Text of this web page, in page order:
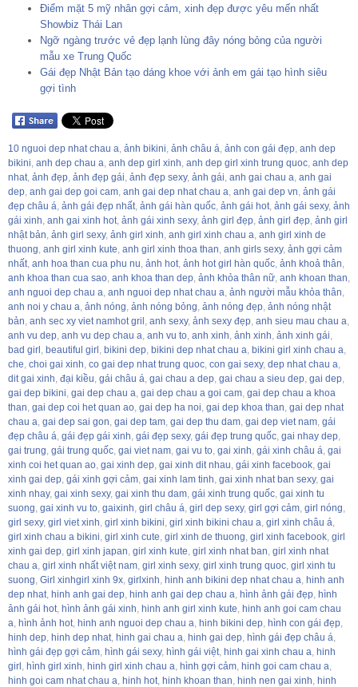
Điểm mặt 5 mỹ nhân gợi cảm, xinh đẹp được yêu mến nhất
Showbiz Thái Lan
Ngỡ ngàng trước vẻ đẹp lạnh lùng đây nóng bỏng của người
mẫu xe Trung Quốc
Gái đẹp Nhật Bản tạo dáng khoe với ảnh em gái tạo hình siêu
gợi tình
10 nguoi dep nhat chau a, ảnh bikini, ảnh châu á, ảnh con gái đẹp, anh dep
bikini, anh dep chau a, anh dep girl xinh, anh dep girl xinh trung quoc, anh dep
nhat, ảnh đẹp, ảnh đẹp gái, ảnh đẹp sexy, ảnh gái, anh gai chau a, anh gai
dep, anh gai dep goi cam, anh gai dep nhat chau a, anh gai dep vn, ảnh gái
đẹp châu á, ảnh gái đẹp nhất, ảnh gái hàn quốc, ảnh gái hot, ảnh gái sexy, ảnh
gái xinh, anh gai xinh hot, ảnh gái xinh sexy, ảnh girl đẹp, ảnh girl đẹp, ảnh girl
nhật bản, ảnh girl sexy, ảnh girl xinh, anh girl xinh chau a, anh girl xinh de
thuong, anh girl xinh kute, anh girl xinh thoa than, anh girls sexy, ảnh gợi cảm
nhất, anh hoa than cua phu nu, ảnh hot, ảnh hot girl hàn quốc, ảnh khoả thân,
anh khoa than cua sao, anh khoa than dep, ảnh khỏa thân nữ, anh khoan than,
anh nguoi dep chau a, anh nguoi dep nhat chau a, ảnh người mẫu khỏa thân,
anh noi y chau a, ảnh nóng, ảnh nóng bỏng, ảnh nóng đẹp, ảnh nóng nhật
bản, anh sec xy viet namhot gril, anh sexy, ảnh sexy đẹp, anh sieu mau chau a,
anh vu dep, anh vu dep chau a, anh vu to, anh xinh, ảnh xinh, ảnh xinh gái,
bad girl, beautiful girl, bikini dep, bikini dep nhat chau a, bikini girl xinh chau a,
che, choi gai xinh, co gai dep nhat trung quoc, con gai sexy, dep nhat chau a,
dit gai xinh, đại kiều, gái châu á, gai chau a dep, gai chau a sieu dep, gai dep,
gai dep bikini, gai dep chau a, gai dep chau a goi cam, gai dep chau a khoa
than, gai dep coi het quan ao, gai dep ha noi, gai dep khoa than, gai dep nhat
chau a, gai dep sai gon, gai dep tam, gai dep thu dam, gai dep viet nam, gái
đẹp châu á, gái đẹp gái xinh, gái đẹp sexy, gái đẹp trung quốc, gai nhay dep,
gai trung, gái trung quốc, gai viet nam, gai vu to, gai xinh, gái xinh châu á, gai
xinh coi het quan ao, gai xinh dep, gai xinh dit nhau, gái xinh facebook, gai
xinh gai dep, gái xinh gợi cảm, gai xinh lam tinh, gai xinh nhat ban sexy, gai
xinh nhay, gai xinh sexy, gai xinh thu dam, gái xinh trung quốc, gai xinh tu
suong, gai xinh vu to, gaixinh, girl châu á, girl dep sexy, girl gợi cảm, girl nóng,
girl sexy, girl viet xinh, girl xinh bikini, girl xinh bikini chau a, girl xinh châu á,
girl xinh chau a bikini, girl xinh cute, girl xinh de thuong, girl xinh facebook, girl
xinh gai dep, girl xinh japan, girl xinh kute, girl xinh nhat ban, girl xinh nhat
chau a, girl xinh nhất việt nam, girl xinh sexy, girl xinh trung quoc, girl xinh tu
suong, Girl xinhgirl xinh 9x, girlxinh, hinh anh bikini dep nhat chau a, hinh anh
dep nhat, hinh anh gai dep, hinh anh gai dep chau a, hình ảnh gái đẹp, hình
ảnh gái hot, hình ảnh gái xinh, hinh anh girl xinh kute, hinh anh goi cam chau
a, hình ảnh hot, hinh anh nguoi dep chau a, hinh bikini dep, hình con gái đẹp,
hinh dep, hinh dep nhat, hinh gai chau a, hinh gai dep, hình gái đẹp châu á,
hình gái đẹp gợi cảm, hình gái sexy, hình gái việt, hinh gai xinh chau a, hinh
girl, hình girl xinh, hinh girl xinh chau a, hình gợi cảm, hinh goi cam chau a,
hinh goi cam nhat chau a, hinh hot, hinh khoan than, hinh nen gai xinh, hinh